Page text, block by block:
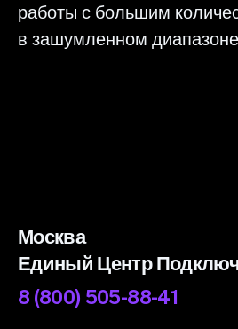
работы с большим
в зашумленном
Москва
Единый Центр
8 (800) 505-88-41